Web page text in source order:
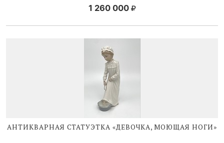
1 260 000
АНТИКВАРНАЯ СТАТУЭТКА «ДЕВОЧКА, МОЮЩАЯ НОГИ»